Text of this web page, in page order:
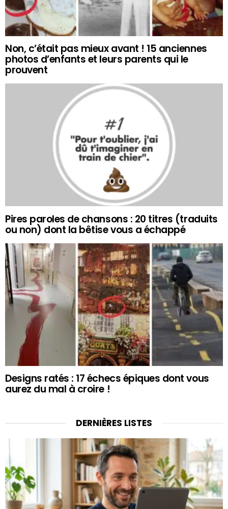
Non, c’était pas mieux avant ! 15 anciennes
photos d’enfants et leurs parents qui le
prouvent
Pires paroles de chansons : 20 titres (traduits
ou non) dont la bêtise vous a échappé
Designs ratés : 17 échecs épiques dont vous
aurez du mal à croire !
DERNIÈRES LISTES